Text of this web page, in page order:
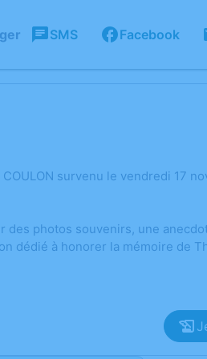
SMS Facebook
survenu le vendredi 17
photos souvenirs, une
dédié à honorer la mémoire de